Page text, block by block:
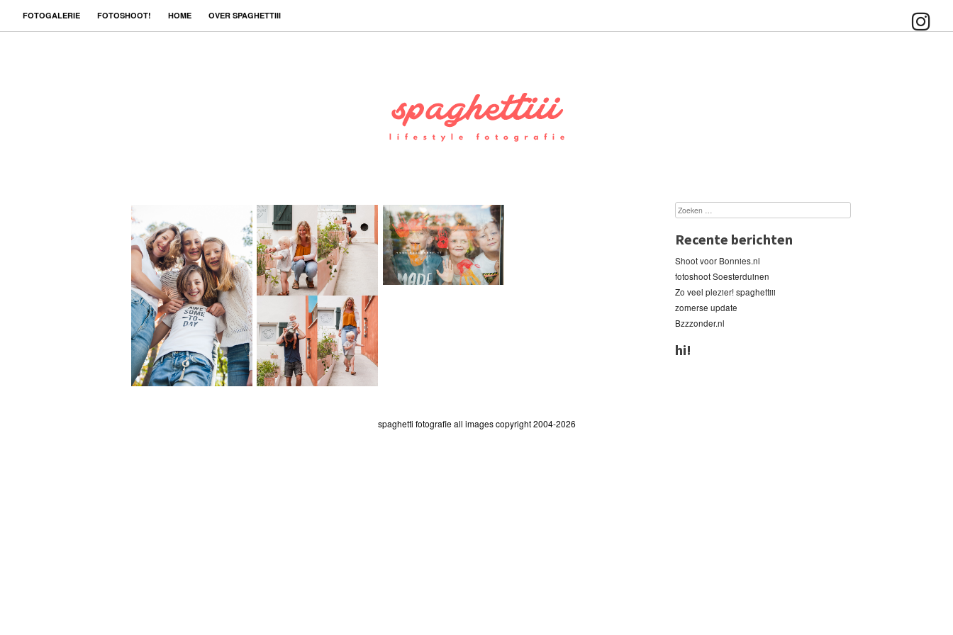
FOTOGALERIE FOTOSHOOT! HOME OVER SPAGHETTIII
Recente berichten
Shoot voor Bonnies.nl
fotoshoot Soesterduinen
Zo veel plezier! spaghettiii
zomerse update
Bzzzonder.nl
hi!
spaghetti fotografie all images copyright 2004-2026